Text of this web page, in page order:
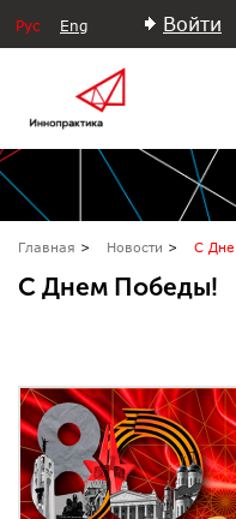
Рус Eng Войти
Главная Новости С
С Днем Победы!